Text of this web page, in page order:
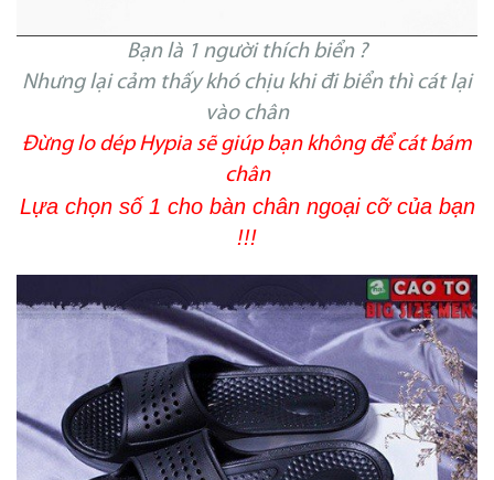
Bạn là 1 người thích biển ?
Nhưng lại cảm thấy khó chịu khi đi biển thì cát lại
vào chân
Đừng lo dép Hypia sẽ giúp bạn không để cát bám
chân
Lựa chọn số 1 cho bàn chân ngoại cỡ của bạn
!!!